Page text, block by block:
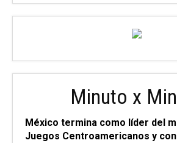
Minuto x
México termina como líder del
Juegos Centroamericanos y